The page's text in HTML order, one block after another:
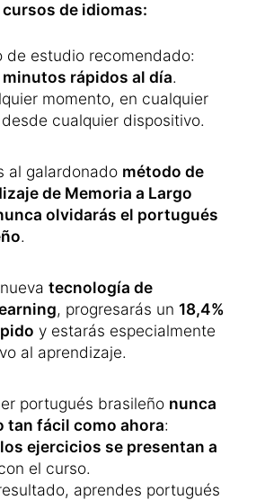
de idiomas:
de estudio recomendado:
minutos rápidos al día.
momento, en cualquier
cualquier dispositivo.
al galardonado método de
de Memoria a Largo
olvidarás el portugués
.
tecnología de
, progresarás un 18,4%
y estarás especialmente
al aprendizaje.
portugués brasileño nunca
tan fácil como ahora:
ejercicios se presentan a
el curso.
aprendes portugués